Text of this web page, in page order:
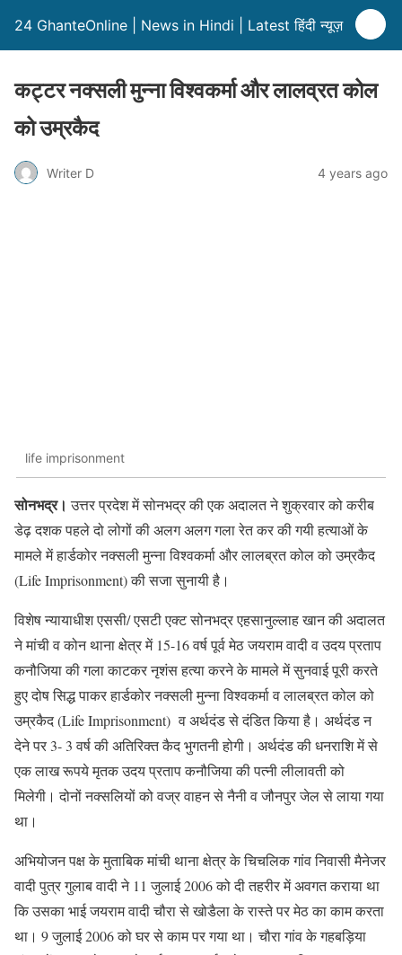
24 GhanteOnline | News in Hindi | Latest हिंदी न्यूज़
कट्टर नक्सली मुन्ना विश्वकर्मा और लालव्रत कोल
को उम्रकैद
Writer D 4 years ago
life imprisonment
सोनभद्र। उत्तर प्रदेश में सोनभद्र की एक अदालत ने शुक्रवार को करीब
डेढ़ दशक पहले दो लोगों की अलग अलग गला रेत कर की गयी हत्याओं के
मामले में हार्डकोर नक्सली मुन्ना विश्वकर्मा और लालब्रत कोल को उम्रकैद
(Life Imprisonment) की सजा सुनायी है।
विशेष न्यायाधीश एससी/ एसटी एक्ट सोनभद्र एहसानुल्लाह खान की अदालत
ने मांची व कोन थाना क्षेत्र में 15-16 वर्ष पूर्व मेठ जयराम वादी व उदय प्रताप
कनौजिया की गला काटकर नृशंस हत्या करने के मामले में सुनवाई पूरी करते
हुए दोष सिद्ध पाकर हार्डकोर नक्सली मुन्ना विश्वकर्मा व लालब्रत कोल को
उम्रकैद (Life Imprisonment) व अर्थदंड से दंडित किया है। अर्थदंड न
देने पर 3- 3 वर्ष की अतिरिक्त कैद भुगतनी होगी। अर्थदंड की धनराशि में से
एक लाख रूपये मृतक उदय प्रताप कनौजिया की पत्नी लीलावती को
मिलेगी। दोनों नक्सलियों को वज्र वाहन से नैनी व जौनपुर जेल से लाया गया
था।
अभियोजन पक्ष के मुताबिक मांची थाना क्षेत्र के चिचलिक गांव निवासी मैनेजर
वादी पुत्र गुलाब वादी ने 11 जुलाई 2006 को दी तहरीर में अवगत कराया था
कि उसका भाई जयराम वादी चौरा से खोडैला के रास्ते पर मेठ का काम करता
था। 9 जुलाई 2006 को घर से काम पर गया था। चौरा गांव के गहबड़िया